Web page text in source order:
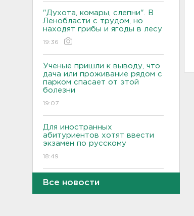
"Духота, комары, слепни". В
Ленобласти с трудом, но
находят грибы и ягоды в лесу
19:36
Ученые пришли к выводу, что
дача или проживание рядом с
парком спасает от этой
болезни
19:07
Для иностранных
абитуриентов хотят ввести
экзамен по русскому
18:49
Смертельное ДТП
Все новости